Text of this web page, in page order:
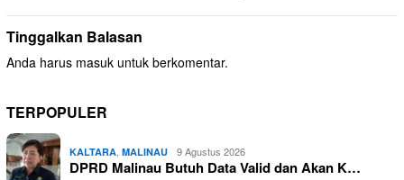
Tinggalkan Balasan
Anda harus masuk untuk berkomentar.
TERPOPULER
KALTARA, MALINAU 9 Agustus 2026
DPRD Malinau Butuh Data Valid dan Akan K…